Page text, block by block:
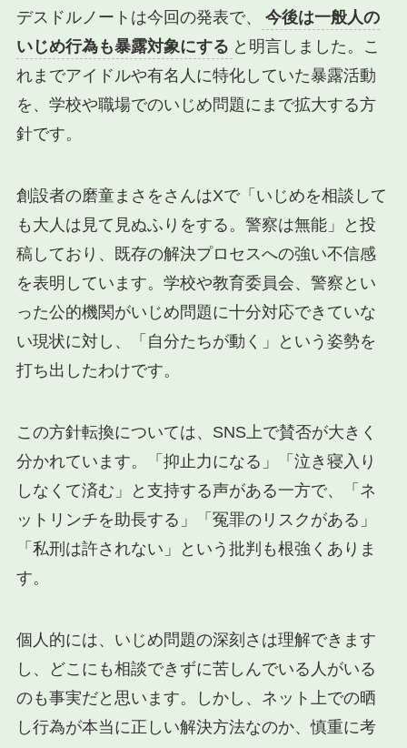
デスドルノートは今回の発表で、
今後は一般人の
いじめ行為も暴露対象にする と明言しました。こ
れまでアイドルや有名人に特化していた暴露活動
を、学校や職場でのいじめ問題にまで拡大する方
針です。
創設者の磨童まさをさんはXで「いじめを相談して
も大人は見て見ぬふりをする。警察は無能」と投
稿しており、既存の解決プロセスへの強い不信感
を表明しています。学校や教育委員会、警察とい
った公的機関がいじめ問題に十分対応できていな
い現状に対し、「自分たちが動く」という姿勢を
打ち出したわけです。
この方針転換については、SNS上で賛否が大きく
分かれています。「抑止力になる」「泣き寝入り
しなくて済む」と支持する声がある一方で、「ネ
ットリンチを助長する」「冤罪のリスクがある」
「私刑は許されない」という批判も根強くありま
す。
個人的には、いじめ問題の深刻さは理解できます
し、どこにも相談できずに苦しんでいる人がいる
のも事実だと思います。しかし、ネット上での晒
し行為が本当に正しい解決方法なのか、慎重に考